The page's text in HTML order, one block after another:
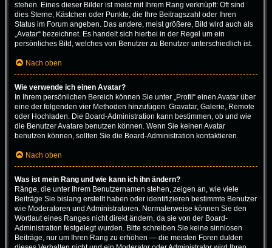
stehen. Eines dieser Bilder ist meist mit Ihrem Rang verknüpft: Oft sind
dies Sterne, Kästchen oder Punkte, die Ihre Beitragszahl oder Ihren
Status im Forum angeben. Das andere, meist größere, Bild wird auch als
„Avatar“ bezeichnet. Es handelt sich hierbei in der Regel um ein
persönliches Bild, welches von Benutzer zu Benutzer unterschiedlich ist.
Nach oben
Wie verwende ich einen Avatar?
In Ihrem persönlichen Bereich können Sie unter „Profil“ einen Avatar über
eine der folgenden vier Methoden hinzufügen: Gravatar, Galerie, Remote
oder Hochladen. Die Board-Administration kann bestimmen, ob und wie
die Benutzer Avatare benutzen können. Wenn Sie keinen Avatar
benutzen können, sollten Sie die Board-Administration kontaktieren.
Nach oben
Was ist mein Rang und wie kann ich ihn ändern?
Ränge, die unter Ihrem Benutzernamen stehen, zeigen an, wie viele
Beiträge Sie bislang erstellt haben oder identifizieren bestimmte Benutzer
wie Moderatoren und Administratoren. Normalerweise können Sie den
Wortlaut eines Ranges nicht direkt ändern, da sie von der Board-
Administration festgelegt wurden. Bitte schreiben Sie keine sinnlosen
Beiträge, nur um Ihren Rang zu erhöhen — die meisten Foren dulden